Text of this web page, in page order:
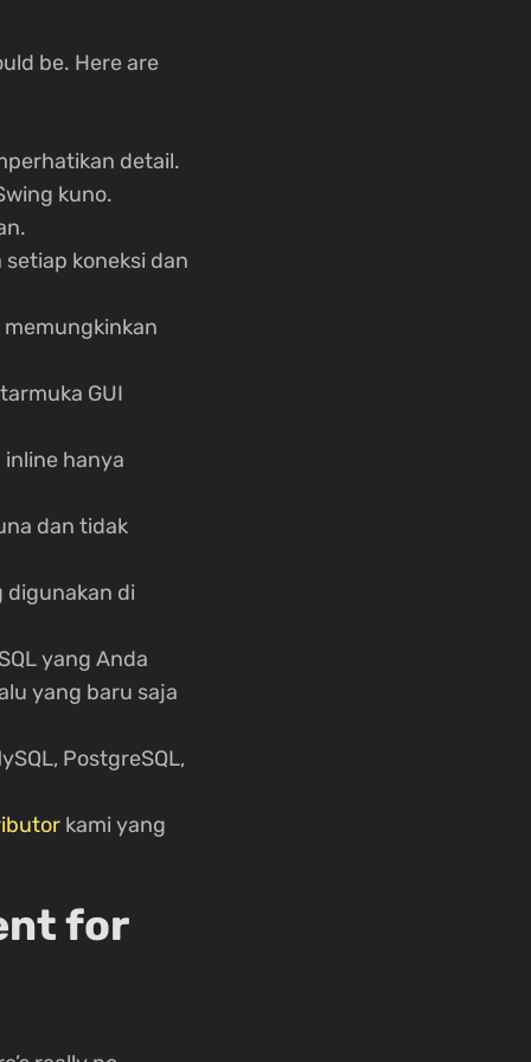
be. Here are
detail.
kuno.
koneksi dan
GUI
hanya
dan tidak
digunakan di
yang Anda
yang baru saja
PostgreSQL,
kami yang
for